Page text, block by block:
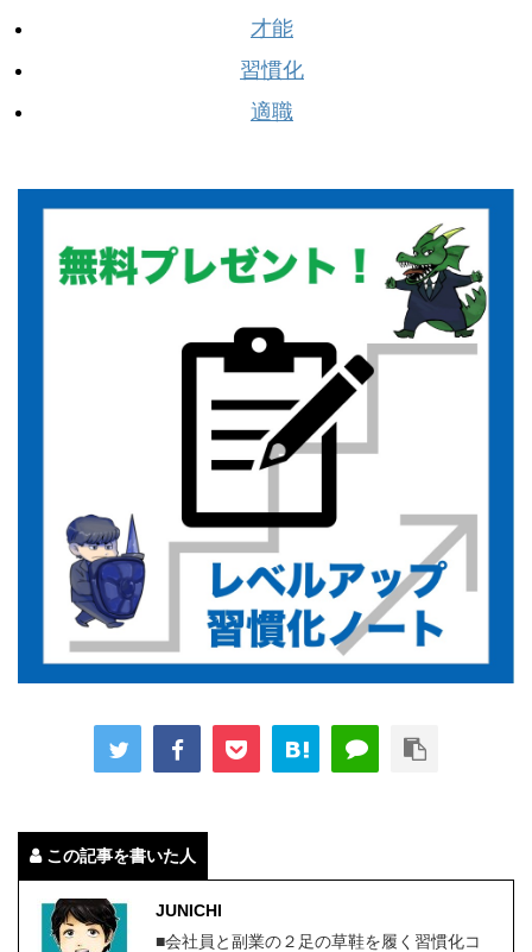
才能
習慣化
適職
この記事を書いた人
JUNICHI
■会社員と副業の２足の草鞋を履く習慣化コ